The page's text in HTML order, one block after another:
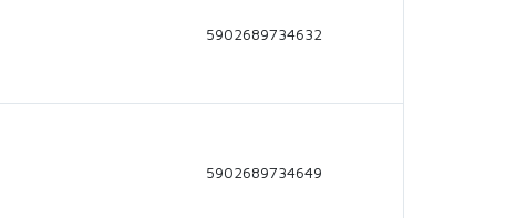
5902689734632
5902689734649